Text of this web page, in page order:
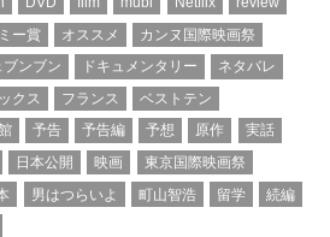
ー賞 オススメ
カンヌ国際映画祭
ブンブン ドキュメンタリー
ネタバレ
クス フランス
ベストテン
予告 予告編 予想 原作
実話
日本公開 映画
東京国際映画祭
男はつらいよ 町山智浩 留学
続編